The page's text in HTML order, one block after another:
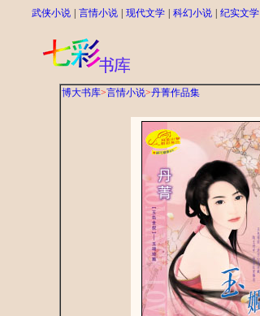
武侠小说 言情小说 现代文学 科幻小说 纪实文学
博大书库>言情小说>丹菁作品集